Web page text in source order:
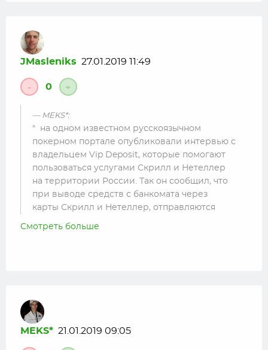
Любой банк с системой IBAN подписывается под
директивой ЕС (если банк в ЕС) давать сведения о
гражданах страны , у которых счет в этом банке.
Делают они это или нет , не знаю , но это точно не
JMasleniks 27.01.2019 11:49
- 0 +
MEKS*:
на одном известном русскоязычном
покерном портале опубликовали интервью с
владельцем Vip Deposit, которые помогают
пользоваться услугами Скрилл и Нетеллер
на территории России. Так он сообщил, что
при выводе средств с банкомата через
карты Скрилл и Нетеллер, отправляются
данные по балансу в банк, где хранятся
месяц. Metal, это 600 евро/ месяц. Так как же вы
умудряетесь тысячи снимать?
Смотреть больше
MEKS* 21.01.2019 09:05